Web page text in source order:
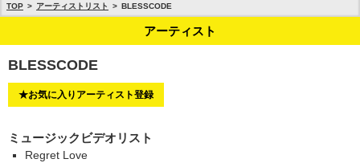
TOP アーティストリスト BLESSCODE
アーティスト
BLESSCODE
★お気に入りアーティスト登録
ミュージックビデオリスト
Regret Love